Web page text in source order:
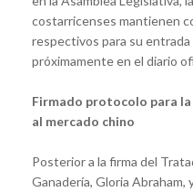
costarricenses mantienen
respectivos para su entrada
próximamente en el diario
Firmado protocolo para
al mercado chino
Posterior a la firma del
Ganadería, Gloria Abraham,